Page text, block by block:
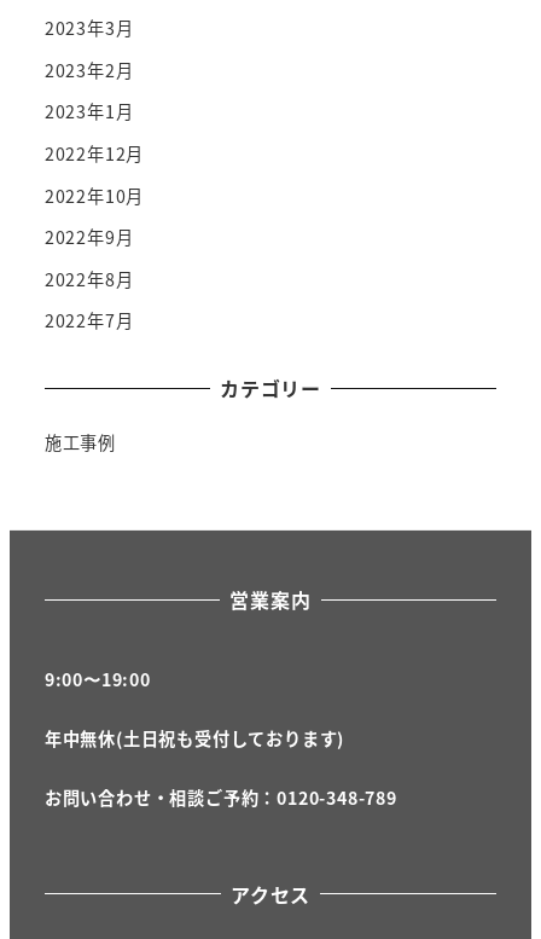
2023年3月
2023年2月
2023年1月
2022年12月
2022年10月
2022年9月
2022年8月
2022年7月
カテゴリー
施工事例
営業案内
9:00〜19:00
年中無休(土日祝も受付しております)
お問い合わせ・相談ご予約：0120-348-789
アクセス